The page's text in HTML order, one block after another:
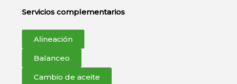
Servicios complementarios
Alineación
Balanceo
Cambio de aceite